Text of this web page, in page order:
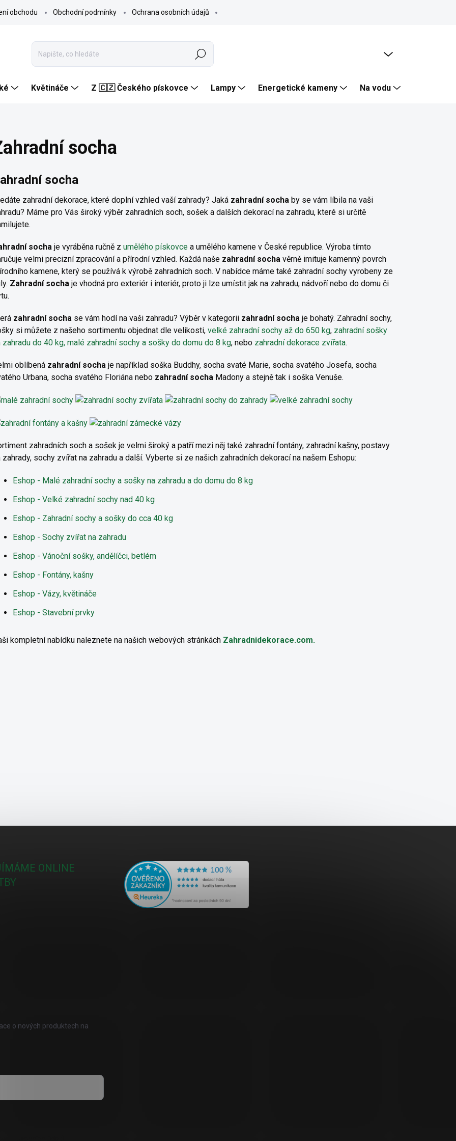
obchodu Obchodní podmínky Ochrana osobních údajů
Hledat
Květináče Z 🇨🇿 Českého pískovce Lampy Energetické kameny Na vodu
socha
socha
zahradní dekorace, které doplní vzhled vaší zahrady? Jaká zahradní socha by se vám líbila na vaši
Máme pro Vás široký výběr zahradních soch, sošek a dalších dekorací na zahradu, které si určitě
socha je vyráběna ručně z umělého pískovce a umělého kamene v České republice. Výroba tímto
velmi precizní zpracování a přírodní vzhled. Každá naše zahradní socha věrně imituje kamenný povrch
kamene, který se používá k výrobě zahradních soch. V nabídce máme také zahradní sochy vyrobeny ze
Zahradní socha je vhodná pro exteriér i interiér, proto ji lze umístit jak na zahradu, nádvoří nebo do domu či
zahradní socha se vám hodí na vaši zahradu? Výběr v kategorii zahradní socha je bohatý. Zahradní sochy,
si můžete z našeho sortimentu objednat dle velikosti, velké zahradní sochy až do 650 kg, zahradní sošky
zahradu do 40 kg, malé zahradní sochy a sošky do domu do 8 kg, nebo zahradní dekorace zvířata.
oblíbená zahradní socha je například soška Buddhy, socha svaté Marie, socha svatého Josefa, socha
Urbana, socha svatého Floriána nebo zahradní socha Madony a stejně tak i soška Venuše.
zahradních soch a sošek je velmi široký a patří mezi něj také zahradní fontány, zahradní kašny, postavy
zahrady, sochy zvířat na zahradu a další. Vyberte si ze našich zahradních dekorací na našem Eshopu:
Eshop - Malé zahradní sochy a sošky na zahradu a do domu do 8 kg
Eshop - Velké zahradní sochy nad 40 kg
Eshop - Zahradní sochy a sošky do cca 40 kg
Eshop - Sochy zvířat na zahradu
Eshop - Vánoční sošky, andělíčci, betlém
Eshop - Fontány, kašny
Eshop - Vázy, květináče
Eshop - Stavební prvky
kompletní nabídku naleznete na našich webových stránkách Zahradnidekorace.com.
ONLINE
o nových produktech na